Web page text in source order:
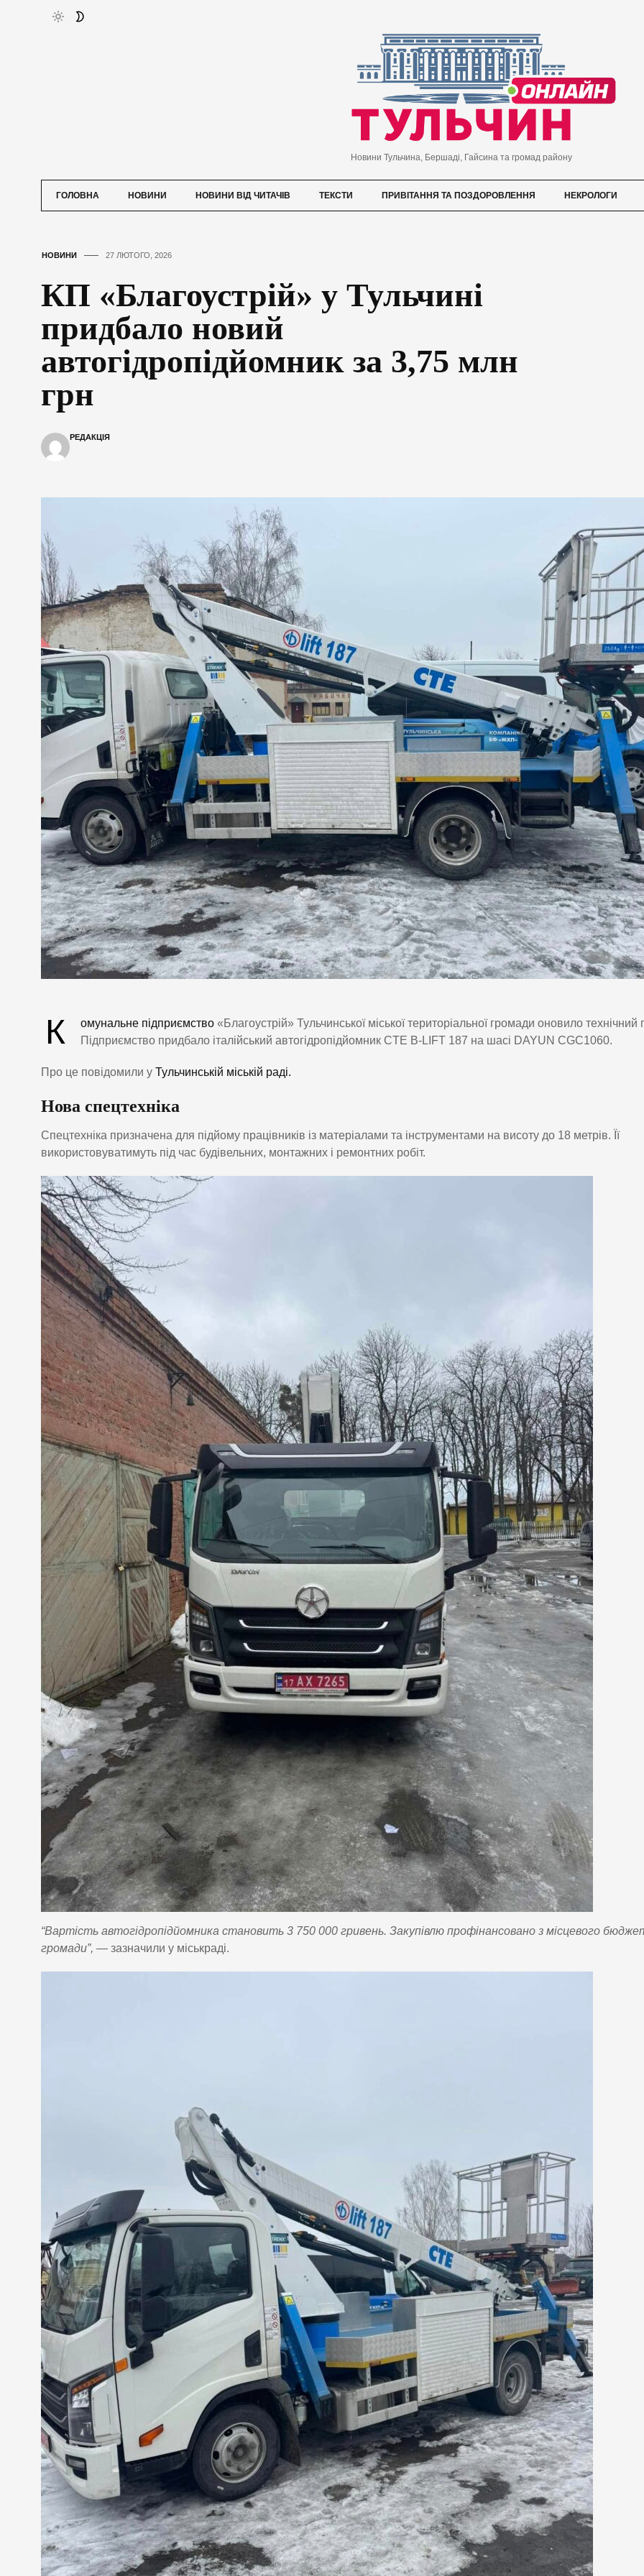
Новини Тульчина, Бершаді, Гайсина та громад району
ГОЛОВНА НОВИНИ НОВИНИ ВІД ЧИТАЧІВ ТЕКСТИ ПРИВІТАННЯ ТА ПОЗДОРОВЛЕННЯ НЕКРОЛОГИ
НОВИНИ 27 ЛЮТОГО, 2026
КП «Благоустрій» у Тульчині
придбало новий
автогідропідйомник за 3,75 млн
грн
РЕДАКЦІЯ
К омунальне підприємство «Благоустрій» Тульчинської міської територіальної громади оновило технічний
Підприємство придбало італійський автогідропідйомник CTE B-LIFT 187 на шасі DAYUN CGC1060.
Про це повідомили у Тульчинській міській раді.
Нова спецтехніка
Спецтехніка призначена для підйому працівників із матеріалами та інструментами на висоту до 18 метрів. Її
використовуватимуть під час будівельних, монтажних і ремонтних робіт.
“Вартість автогідропідйомника становить 3 750 000 гривень. Закупівлю профінансовано з місцевого
громади”, — зазначили у міськраді.